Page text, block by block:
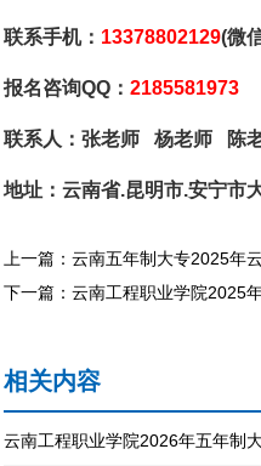
联系手机： 13378802129(微
报名咨询QQ： 2185581973
联系人：张老师 杨老师 陈
地址：云南省.昆明市.安宁市
上一篇：云南五年制大专2025年
下一篇：云南工程职业学院2025
相关内容
云南工程职业学院2026年五年制